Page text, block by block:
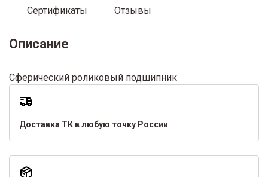
Сертификаты Отзывы
Описание
Сферический роликовый подшипник
Доставка ТК в любую точку России